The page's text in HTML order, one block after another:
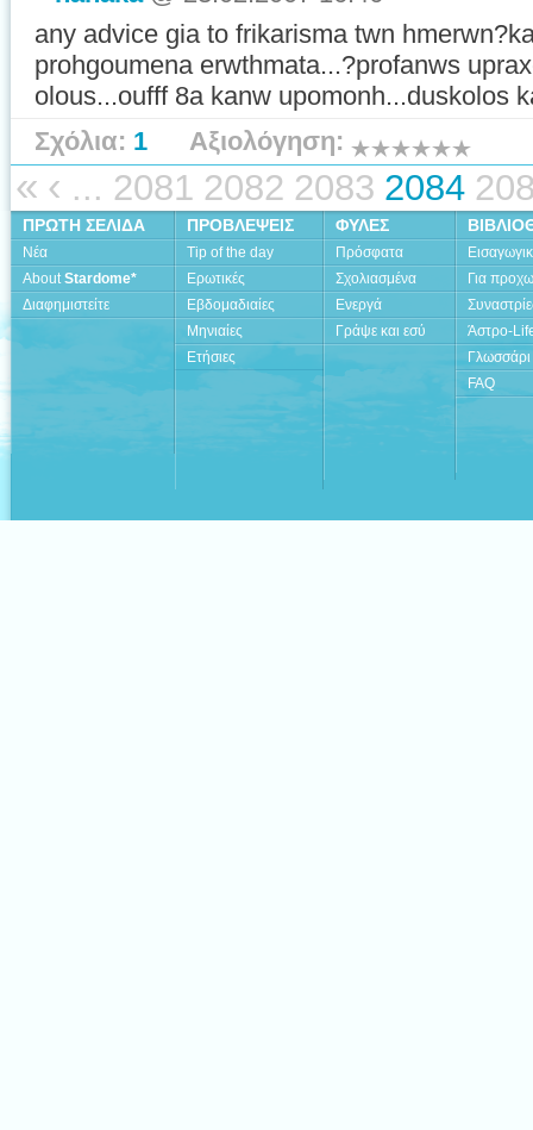
any advice gia to frikarisma twn
prohgoumena erwthmata...?profanws
olous...oufff 8a kanw upomonh...duskolos
Σχόλια: 1 Αξιολόγηση:
« ‹ ... 2081 2082 2083 2084
ΠΡΩΤΗ ΣΕΛΙΔΑ
Νέα
AboutStardome*
Διαφημιστείτε
ΠΡΟΒΛΕΨΕΙΣ
Tip of the day
Ερωτικές
Εβδομαδιαίες
Μηνιαίες
Ετήσιες
ΦΥΛΕΣ
Πρόσφατα
Σχολιασμένα
Ενεργά
Γράψε και εσύ
Για
Άστρο-
Γλωσσάρι
FAQ